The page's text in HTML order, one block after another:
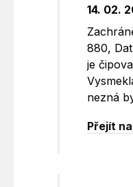
14. 02.
880,
je
nezná
Přejít